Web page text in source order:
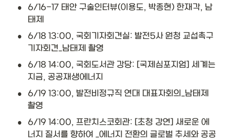
•
6/16-17 태안 구술인터뷰(이용도, 박종현) 한재각, 남
태제
•
6/18 13:00, 국회기자회견실: 발전5사 원청 교섭촉구
기자회견_남태제 촬영
•
6/18 14:00, 국회도서관 강당: [국제심포지엄] 세계는
지금, 공공재생에너지
•
6/19 13:00, 발전비정규직 연대 대표자회의_남태제
촬영
•
6/19 14:00, 프란치스코회관: [초청 강연] 새로운 에
너지 질서를 향하여 _에너지 전환의 글로벌 추세와 공공